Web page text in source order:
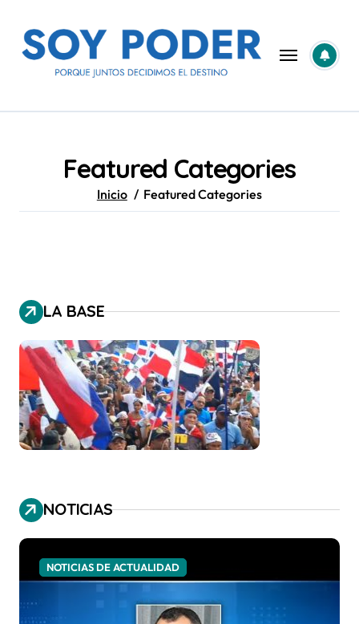
contenido
Featured Categories
Inicio Featured Categories
LA BASE
NOTICIAS
NOTICIAS DE ACTUALIDAD